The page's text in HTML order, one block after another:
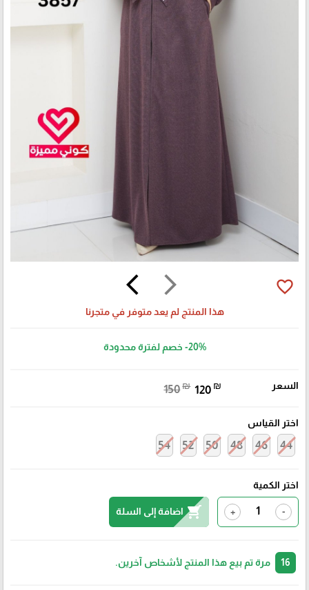
arrow_forward_ios
arrow_back_ios favorite_border
هذا المنتج لم يعد متوفر في متجرنا
-20% خصم لفترة محدودة
السعر 150₪ 120 ₪
اختر القياس
44
46
48
50
52
54
اختر الكمية
-
+
shopping_cart اضافة إلى السلة
مرة تم بيع هذا المنتج لأشخاص آخرين.